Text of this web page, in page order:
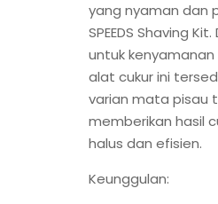
yang nyaman dan
SPEEDS Shaving
untuk kenyamanan
alat cukur ini
varian mata pisau
memberikan hasil
halus dan efisien.
Keunggulan: